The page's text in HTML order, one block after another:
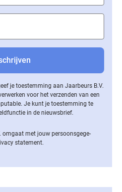
je toestemming aan Jaarbeurs B.V.
voor het verzenden van een
Je kunt je toestemming te
in de nieuwsbrief.
omgaat met jouw per­soons­ge­ge­
statement.